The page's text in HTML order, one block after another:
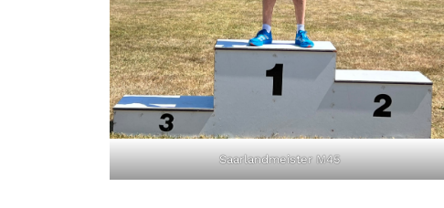
Saarlandmeister M45